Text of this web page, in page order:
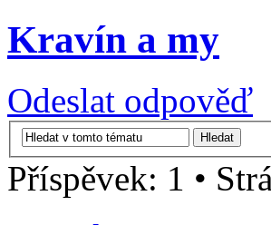
Kravín a my
Odeslat odpověď
Příspěvek: 1 •